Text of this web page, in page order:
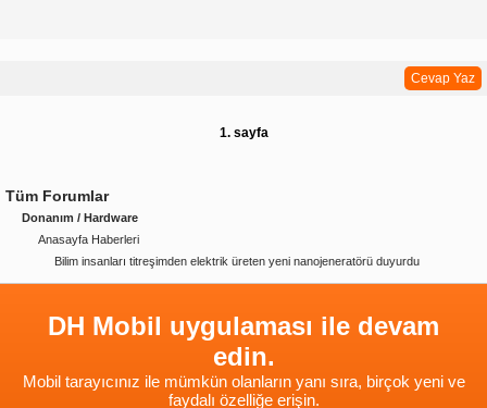
Cevap Yaz
1. sayfa
Tüm Forumlar
Donanım / Hardware
Anasayfa Haberleri
Bilim insanları titreşimden elektrik üreten yeni nanojeneratörü duyurdu
DH Mobil uygulaması ile devam
edin.
Mobil tarayıcınız ile mümkün olanların yanı sıra, birçok yeni ve
faydalı özelliğe erişin.